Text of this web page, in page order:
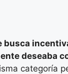
busca
deseaba
categoría